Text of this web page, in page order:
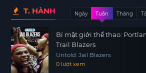
T. HÀNH Ngày Tuần Tháng
Bí mật giới thể thao:
Trail Blazers
Untold: Jail Blazers
0 lượt xem